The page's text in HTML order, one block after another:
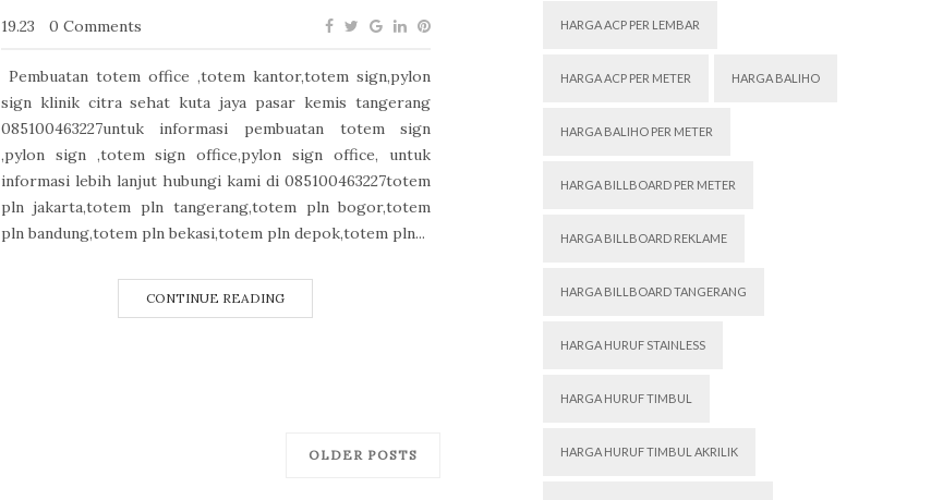
19.23 0 Comments
Pembuatan totem office ,totem kantor,totem sign,pylon
sign klinik citra sehat kuta jaya pasar kemis tangerang
085100463227untuk informasi pembuatan totem sign
,pylon sign ,totem sign office,pylon sign office, untuk
informasi lebih lanjut hubungi kami di 085100463227totem
pln jakarta,totem pln tangerang,totem pln bogor,totem
pln bandung,totem pln bekasi,totem pln depok,totem pln...
CONTINUE READING
OLDER POSTS
HARGA ACP PER LEMBAR
HARGA ACP PER METER HARGA BALIHO
HARGA BALIHO PER METER
HARGA BILLBOARD PER METER
HARGA BILLBOARD REKLAME
HARGA BILLBOARD TANGERANG
HARGA HURUF STAINLESS
HARGA HURUF TIMBUL
HARGA HURUF TIMBUL AKRILIK